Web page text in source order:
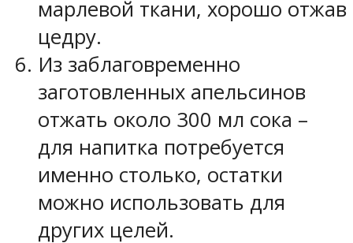
марлевой ткани, хорошо отжав
цедру.
Из заблаговременно
заготовленных апельсинов
отжать около 300 мл сока –
для напитка потребуется
именно столько, остатки
можно использовать для
других целей.